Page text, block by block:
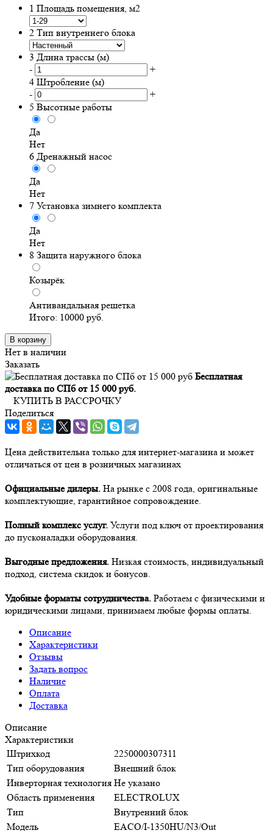
1 Площадь помещения, м2
2 Тип внутреннего блока
3 Длина трассы (м)
-
+
4 Штробление (м)
-
+
5 Высотные работы
Да
Нет
6 Дренажный насос
Да
Нет
7 Установка зимнего комплекта
Да
Нет
8 Защита наружного блока
Козырёк
Антивандальная решетка
Итого: 10000 руб.
В корзину
Нет в наличии
Заказать
Бесплатная
доставка по СПб от 15 000 руб.
КУПИТЬ В РАССРОЧКУ
Поделиться
Цена действительна только для интернет-магазина и может
отличаться от цен в розничных магазинах
Официальные дилеры. На рынке с 2008 года, оригинальные
комплектующие, гарантийное сопровождение.
Полный комплекс услуг. Услуги под ключ от проектирования
до пусконаладки оборудования.
Выгодные предложения. Низкая стоимость, индивидуальный
подход, система скидок и бонусов.
Удобные форматы сотрудничества. Работаем с физическими и
юридическими лицами, принимаем любые формы оплаты.
Описание
Характеристики
Отзывы
Задать вопрос
Наличие
Оплата
Доставка
Описание
Характеристики
Штрихкод
2250000307311
Тип оборудования
Внешний блок
Инверторная технология Не указано
Область применения
ELECTROLUX
Тип
Внутренний блок
Модель
EACO/I-1350HU/N3/Out